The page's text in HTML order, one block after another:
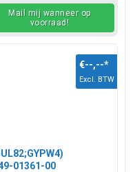
Mail mij wanneer op
voorraad!
01361-00
€--,--*
Excl. BTW